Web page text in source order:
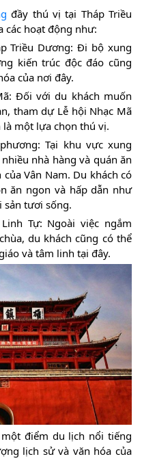
đầy thú vị tại Tháp Triều
các hoạt động như:
Triều Dương: Đi bộ xung
kiến trúc độc đáo cũng
của nơi đây.
Đối với du khách muốn
tham dự Lễ hội Nhạc Mã
một lựa chọn thú vị.
Tại khu vực xung
nhà hàng và quán ăn
Vân Nam. Du khách có
ăn ngon và hấp dẫn như
sản tươi sống.
Tự: Ngoài việc ngắm
du khách cũng có thể
và tâm linh tại đây.
điểm du lịch nổi tiếng
lịch sử và văn hóa của